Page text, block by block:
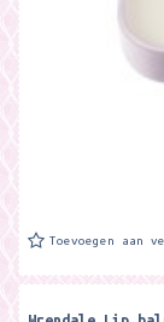
Toevoegen aan